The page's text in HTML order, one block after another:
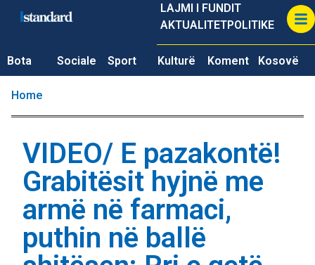
LAJMI I FUNDIT
AKTUALITETPOLITIKE
Bota Sociale Sport Kulturë Koment Kosovë
Home
VIDEO/ E pazakontë!
Grabitësit hyjnë me
armë në farmaci,
puthin në ballë